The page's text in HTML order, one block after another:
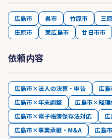
広島市 呉市 竹原市 三
庄原市
東広島市 廿日市市
依頼内容
広島市×法人の決算・申告
広
広島市×年末調整
広島市×経理
広島市×電子帳簿保存法対応
広島市×事業承継・M&A
広島